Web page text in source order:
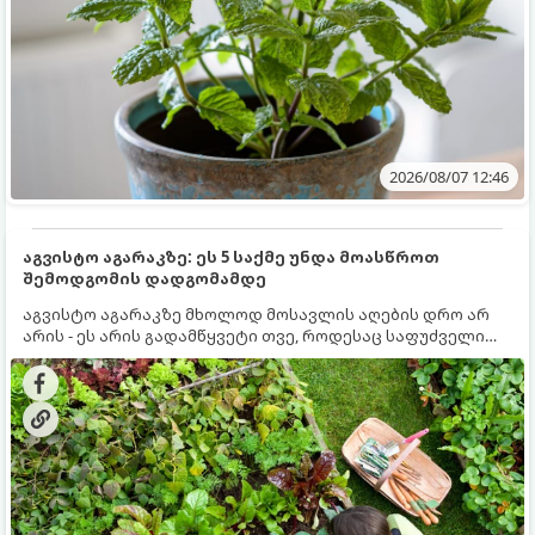
2026/08/07 12:46
აგვისტო აგარაკზე: ეს 5 საქმე უნდა მოასწროთ
შემოდგომის დადგომამდე
აგვისტო აგარაკზე მხოლოდ მოსავლის აღების დრო არ
არის - ეს არის გადამწყვეტი თვე, როდესაც საფუძველი
ეყრება მომავალი წლის მოსავალს და ბაღი მზადდება
შემოდგომა-ზამთრის სეზონისთვის. იმისათვის, რომ
ნიადაგმა ენერგია აღიდგინოს, ხოლო მცენარეებმა
ზამთარს გაუძლონ, აგვისტოს ბოლომდე 5
მნიშვნელოვანი საქმის გაკეთება უნდა მოასწროთ: